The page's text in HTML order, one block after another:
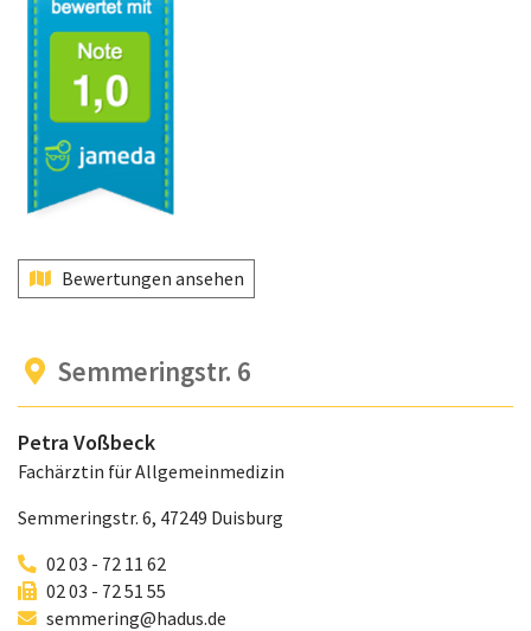
Bewertungen ansehen
Semmeringstr. 6
Petra Voßbeck
Fachärztin für Allgemeinmedizin
Semmeringstr. 6, 47249 Duisburg
02 03 - 72 11 62
02 03 - 72 51 55
semmering@hadus.de